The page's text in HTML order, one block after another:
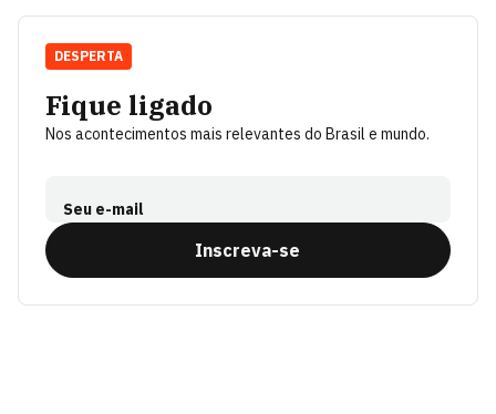
Fique ligado
Nos acontecimentos mais relevantes do Brasil e mundo.
Seu e-mail
Inscreva-se
DESPERTA